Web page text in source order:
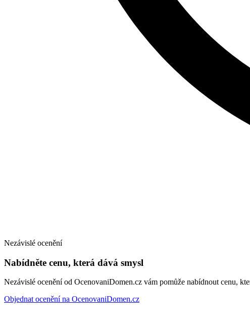
Nezávislé ocenění
Nabídněte cenu, která dává smysl
Nezávislé ocenění od OcenovaniDomen.cz vám pomůže nabídnout cenu,
Objednat ocenění na OcenovaniDomen.cz